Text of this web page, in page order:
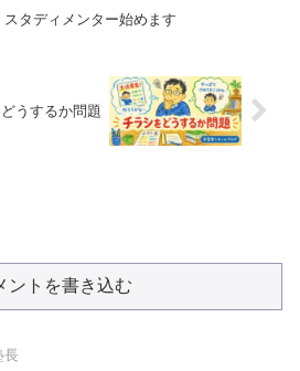
スタディメンター始めます
うするか問題
ントを書き込む
長